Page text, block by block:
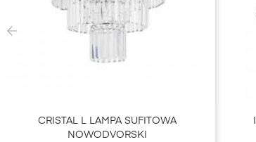
CRISTAL L LAMPA SUFITOWA
NOWODVORSKI